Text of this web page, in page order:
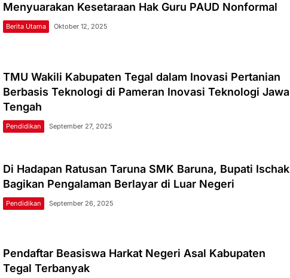
Menyuarakan Kesetaraan Hak Guru PAUD Nonformal
Berita Utama Oktober 12, 2025
TMU Wakili Kabupaten Tegal dalam Inovasi Pertanian
Berbasis Teknologi di Pameran Inovasi Teknologi Jawa
Tengah
Pendidikan September 27, 2025
Di Hadapan Ratusan Taruna SMK Baruna, Bupati Ischak
Bagikan Pengalaman Berlayar di Luar Negeri
Pendidikan September 26, 2025
Pendaftar Beasiswa Harkat Negeri Asal Kabupaten
Tegal Terbanyak